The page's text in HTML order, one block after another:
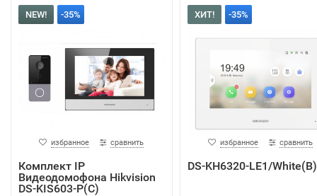
NEW! -35%
избранное сравнить
Комплект IP
Видеодомофона Hikvision
DS-KIS603-P(C)
ХИТ! -35%
избранное сравнить
DS-KH6320-LE1/White(B)